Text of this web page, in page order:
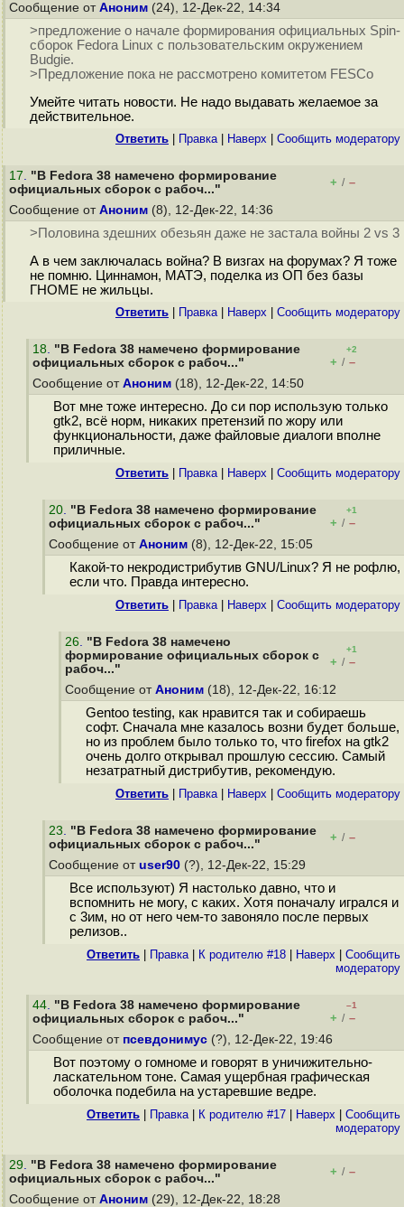
Сообщение от Аноним (24), 12-Дек-22, 14:34
>предложение о начале формирования официальных Spin-
сборок Fedora Linux с пользовательским окружением
Budgie.
>Предложение пока не рассмотрено комитетом FESCo
Умейте читать новости. Не надо выдавать желаемое за
действительное.
Ответить Правка| Наверх Cообщить модератору
17. "В Fedora 38 намечено формирование
официальных сборок с рабоч..."
+ / –
Сообщение от Аноним (8), 12-Дек-22, 14:36
>Половина здешних обезьян даже не застала войны 2 vs 3
А в чем заключалась война? В визгах на форумах? Я тоже
не помню. Циннамон, МАТЭ, поделка из ОП без базы
ГНОМЕ не жильцы.
Ответить Правка| Наверх Cообщить модератору
18. "В Fedora 38 намечено формирование
официальных сборок с рабоч..."
+2
+ / –
Сообщение от Аноним (18), 12-Дек-22, 14:50
Вот мне тоже интересно. До си пор использую только
gtk2, всё норм, никаких претензий по жору или
функциональности, даже файловые диалоги вполне
приличные.
Ответить Правка| Наверх Cообщить модератору
20. "В Fedora 38 намечено формирование
официальных сборок с рабоч..."
+1
+ / –
Сообщение от Аноним (8), 12-Дек-22, 15:05
Какой-то некродистрибутив GNU/Linux? Я не рофлю,
если что. Правда интересно.
Ответить Правка| Наверх Cообщить модератору
26. "В Fedora 38 намечено
формирование официальных сборок с
рабоч..."
+1
+ / –
Сообщение от Аноним (18), 12-Дек-22, 16:12
Gentoo testing, как нравится так и собираешь
софт. Сначала мне казалось возни будет больше,
но из проблем было только то, что firefox на gtk2
очень долго открывал прошлую сессию. Самый
незатратный дистрибутив, рекомендую.
Ответить Правка| Наверх Cообщить модератору
23. "В Fedora 38 намечено формирование
официальных сборок с рабоч..."
+ / –
Сообщение от user90 (?), 12-Дек-22, 15:29
Все используют) Я настолько давно, что и
вспомнить не могу, с каких. Хотя поначалу игрался и
с 3им, но от него чем-то завоняло после первых
релизов..
Ответить Правка| К родителю #18 Наверх
Cообщить
модератору
44. "В Fedora 38 намечено формирование
официальных сборок с рабоч..."
–1
+ / –
Сообщение от псевдонимус (?), 12-Дек-22, 19:46
Вот поэтому о гомноме и говорят в уничижительно-
ласкательном тоне. Самая ущербная графическая
оболочка подебила на устаревшие ведре.
Ответить Правка| К родителю #17 Наверх
Cообщить
модератору
29. "В Fedora 38 намечено формирование
официальных сборок с рабоч..."
+ / –
Сообщение от Аноним (29), 12-Дек-22, 18:28